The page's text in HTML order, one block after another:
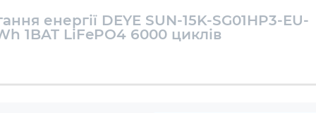
енергії DEYE SUN-15K-SG01HP3-EU-
1BAT LiFePO4 6000 циклів